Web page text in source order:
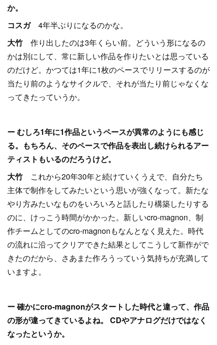
か。
コスガ4年半ぶりになるのかな。
大竹 作り出したのは3年くらい前。どういう形になるの
かは別にして、常に新しい作品を作りたいとは思っている
のだけど。かつては1年に1枚のペースでリリースするのが
当たり前のようなサイクルで、それが当たり前じゃなくな
ってきたっていうか。
ー むしろ1年に1作品というペースが異常のようにも感じ
る。もちろん、そのペースで作品を表出し続けられるアー
ティストもいるのだろうけど。
大竹 これから20年30年と続けていくうえで、自分たち
主体で制作をしてみたいという思いが強くなって。新たな
やり方みたいなものをいろいろと話したり構築したりする
のに、けっこう時間がかかった。新しいcro-magnon、制
作チームとしてのcro-magnonもなんとなく見えた。時代
の流れに沿ってクリアできた結果としてこうして新作がで
きたのだから、さあまた作ろうっていう気持ちが充満して
いますよ。
ー 確かにcro-magnonがスタートした時代と違って、作品
の形が違ってきているよね。 CDやアナログだけではなく
なったというか。